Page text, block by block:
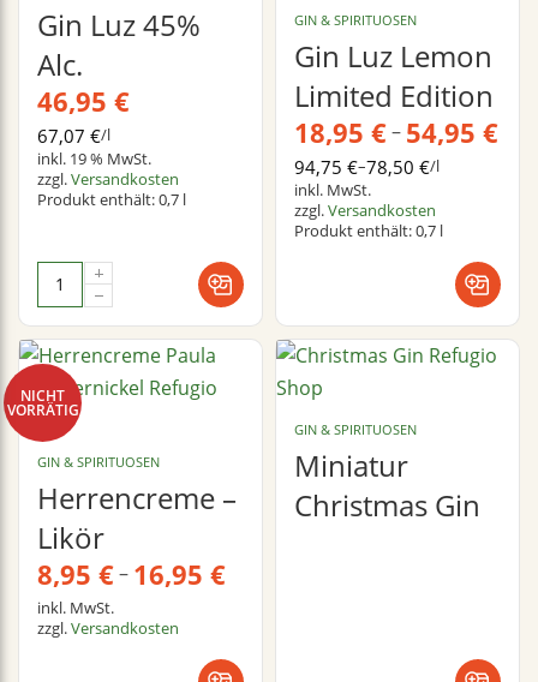
Gin Luz 45%
Alc.
46,95 €
67,07€/l
inkl. 19 % MwSt.
zzgl.Versandkosten
Produkt enthält: 0,7 l
GIN & SPIRITUOSEN
Gin Luz Lemon
Limited Edition
18,95 €– 54,95 €
94,75€–78,50€/l
inkl. MwSt.
zzgl.Versandkosten
Produkt enthält: 0,7 l
NICHT
VORRÄTIG
GIN & SPIRITUOSEN
Herrencreme –
Likör
8,95 €– 16,95 €
inkl. MwSt.
zzgl.Versandkosten
GIN & SPIRITUOSEN
Miniatur
Christmas Gin